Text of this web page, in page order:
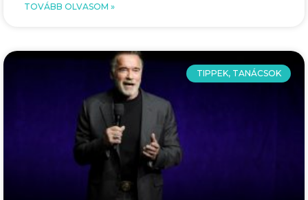
TOVÁBB OLVASOM »
TIPPEK, TANÁCSOK